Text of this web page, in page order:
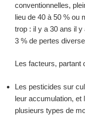
conventionnelles,
lieu de 40 à 50 % ou
trop : il y a 30 ans il
3 % de pertes
Les facteurs, partant
Les pesticides sur
leur accumulation, et
plusieurs types de